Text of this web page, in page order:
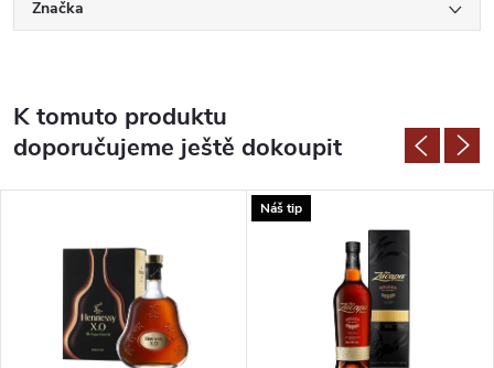
Značka
K tomuto produktu
doporučujeme ještě dokoupit
Náš tip